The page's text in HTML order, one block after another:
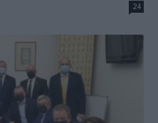
24